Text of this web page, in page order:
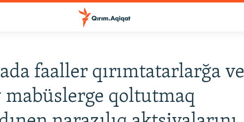
faaller qırımtatarlarğa ve
mabüslerge qoltutmaq